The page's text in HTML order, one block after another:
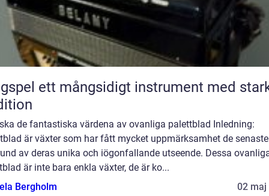
instrument med stark
de fantastiska värdena av ovanliga palettblad Inledning:
är växter som har fått mycket uppmärksamhet de
av deras unika och iögonfallande utseende. Dessa
är inte bara enkla växter, de är ko...
Bergholm
02 maj